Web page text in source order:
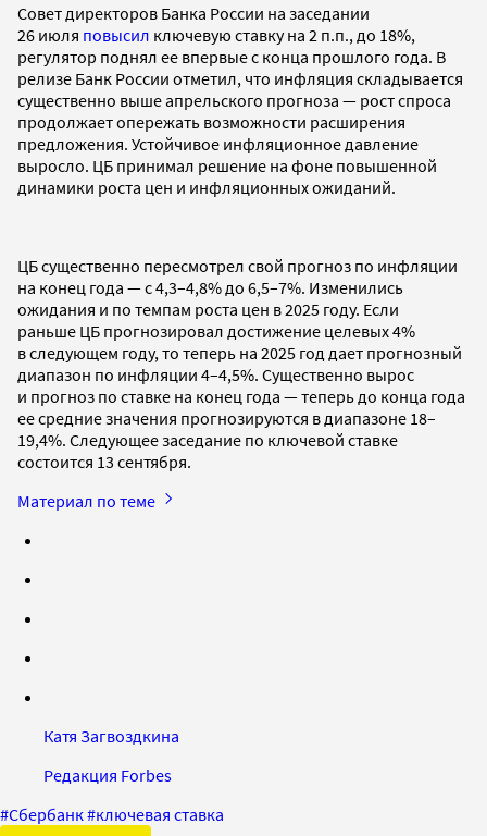
Совет директоров Банка России на заседании
26 июля повысил ключевую ставку на 2 п.п., до 18%,
регулятор поднял ее впервые с конца прошлого года. В
релизе Банк России отметил, что инфляция складывается
существенно выше апрельского прогноза — рост спроса
продолжает опережать возможности расширения
предложения. Устойчивое инфляционное давление
выросло. ЦБ принимал решение на фоне повышенной
динамики роста цен и инфляционных ожиданий.
ЦБ существенно пересмотрел свой прогноз по инфляции
на конец года — с 4,3–4,8% до 6,5–7%. Изменились
ожидания и по темпам роста цен в 2025 году. Если
раньше ЦБ прогнозировал достижение целевых 4%
в следующем году, то теперь на 2025 год дает прогнозный
диапазон по инфляции 4–4,5%. Существенно вырос
и прогноз по ставке на конец года — теперь до конца года
ее средние значения прогнозируются в диапазоне 18–
19,4%. Следующее заседание по ключевой ставке
состоится 13 сентября.
Материал по теме
Катя Загвоздкина
Редакция Forbes
#Сбербанк#ключевая ставка